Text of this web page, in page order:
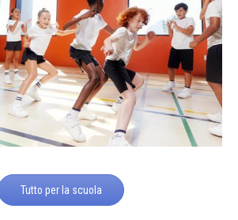
Tutto per la scuola